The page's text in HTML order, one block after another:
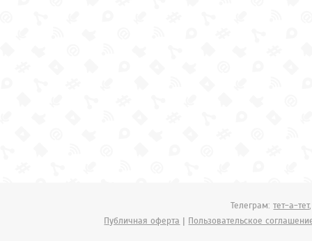
Телеграм:тет-а-тет
Публичная оферта | Пользовательское